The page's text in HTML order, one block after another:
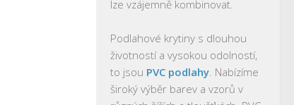
lze vzájemně kombinovat.
Podlahové krytiny s dlouhou
životností a vysokou odolností,
to jsou PVC podlahy. Nabízíme
široký výběr barev a vzorů v